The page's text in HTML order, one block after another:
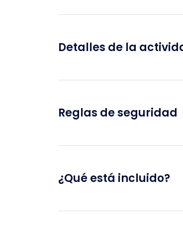
Detalles de la
Reglas de seguridad
¿Qué está incluido?